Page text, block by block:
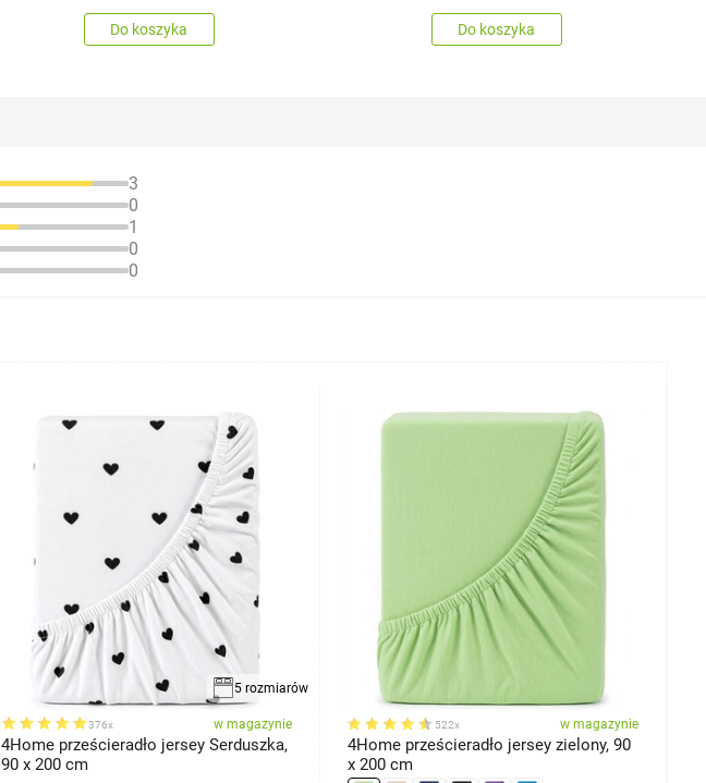
Do koszyka Do koszyka
3
0
1
0
0
5 rozmiarów
376x w magazynie
4Home prześcieradło jersey Serduszka,
90 x 200 cm
522x w magazynie
4Home prześcieradło jersey zielony, 90
x 200 cm